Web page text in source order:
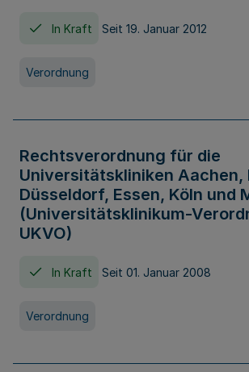
In Kraft Seit 19. Januar 2012
Verordnung
Rechtsverordnung für die
Universitätskliniken Aachen,
Düsseldorf, Essen, Köln und
(Universitätsklinikum-
UKVO)
In Kraft Seit 01. Januar 2008
Verordnung